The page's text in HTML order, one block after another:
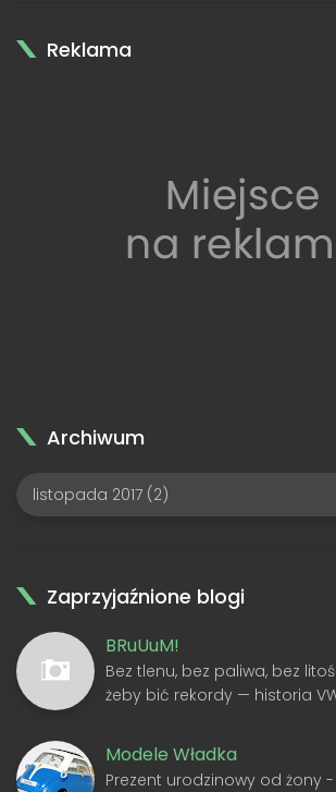
Reklama
Archiwum
Zaprzyjaźnione blogi
BRuUuM!
Bez tlenu, bez paliwa, bez
żeby bić rekordy — historia VW
Modele Władka
Prezent urodzinowy od żony -